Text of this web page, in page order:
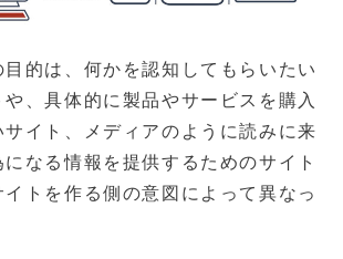
的は、何かを認知してもらいたい
、具体的に製品やサービスを購入
サイト、メディアのように読みに来
なる情報を提供するためのサイト
トを作る側の意図によって異なっ